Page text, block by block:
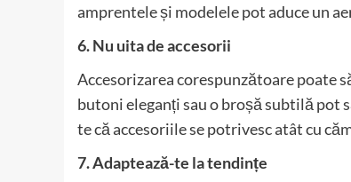
amprentele și modelele pot aduce un
6. Nu uita de accesorii
Accesorizarea corespunzătoare poate
butoni eleganți sau o broșă subtilă
te că accesoriile se potrivesc atât cu
7. Adaptează-te la tendințe